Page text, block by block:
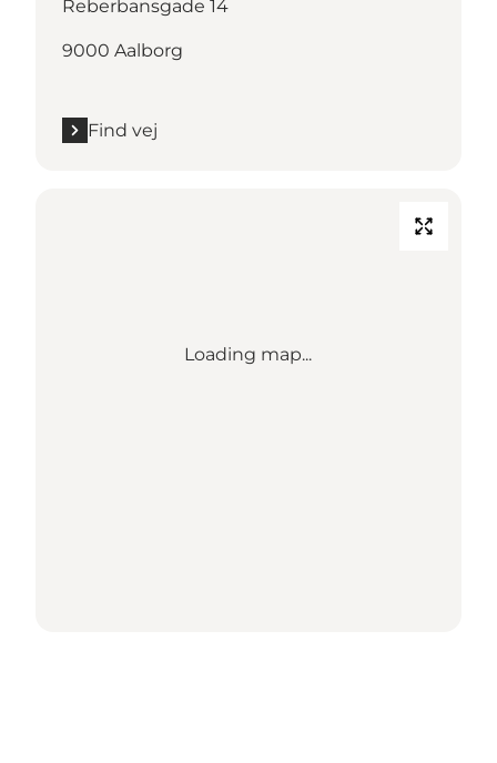
Reberbansgade 14
9000 Aalborg
Find vej
Loading map...